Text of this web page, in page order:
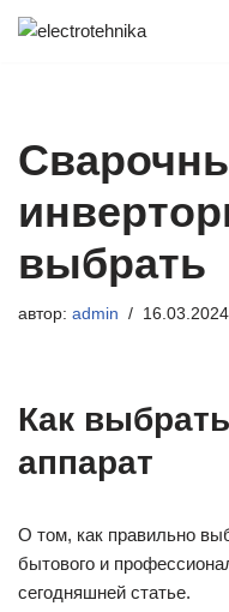
выбрать
автор: admin 16.03.2024
Как
аппарат
О том, как правильно
бытового и
сегодняшней статье.